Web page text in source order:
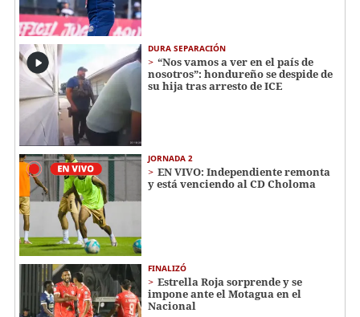
DURA SEPARACIÓN
“Nos vamos a ver en el país de
nosotros”: hondureño se despide de
su hija tras arresto de ICE
JORNADA 2
EN VIVO: Independiente remonta
y está venciendo al CD Choloma
FINALIZÓ
Estrella Roja sorprende y se
impone ante el Motagua en el
Nacional